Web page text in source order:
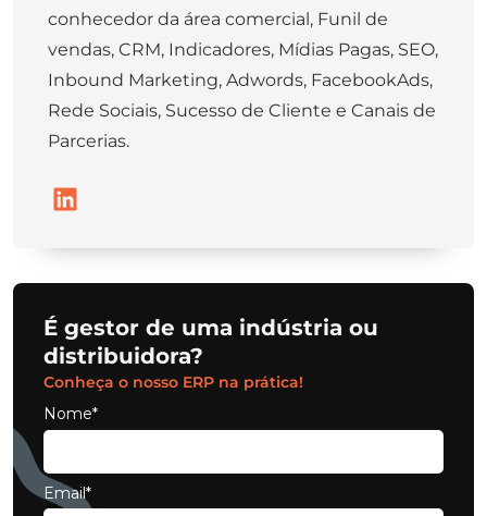
conhecedor da área comercial, Funil de
vendas, CRM, Indicadores, Mídias Pagas, SEO,
Inbound Marketing, Adwords, FacebookAds,
Rede Sociais, Sucesso de Cliente e Canais de
Parcerias.
É gestor de uma indústria ou
distribuidora?
Conheça o nosso ERP na prática!
Nome*
Email*